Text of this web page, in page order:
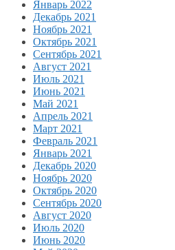
Январь 2022
Декабрь 2021
Ноябрь 2021
Октябрь 2021
Сентябрь 2021
Август 2021
Июль 2021
Июнь 2021
Май 2021
Апрель 2021
Март 2021
Февраль 2021
Январь 2021
Декабрь 2020
Ноябрь 2020
Октябрь 2020
Сентябрь 2020
Август 2020
Июль 2020
Июнь 2020